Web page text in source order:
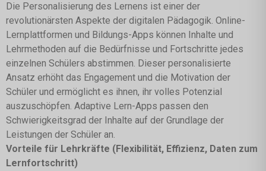
Die Personalisierung des Lernens ist einer der
revolutionärsten Aspekte der digitalen Pädagogik. Online-
Lernplattformen und Bildungs-Apps können Inhalte und
Lehrmethoden auf die Bedürfnisse und Fortschritte jedes
einzelnen Schülers abstimmen. Dieser personalisierte
Ansatz erhöht das Engagement und die Motivation der
Schüler und ermöglicht es ihnen, ihr volles Potenzial
auszuschöpfen. Adaptive Lern-Apps passen den
Schwierigkeitsgrad der Inhalte auf der Grundlage der
Leistungen der Schüler an.
Vorteile für Lehrkräfte (Flexibilität, Effizienz, Daten zum
Lernfortschritt)